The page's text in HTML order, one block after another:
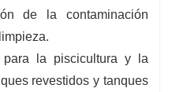
de la contaminación
la piscicultura y la
revestidos y tanques